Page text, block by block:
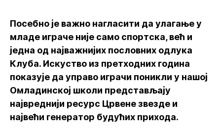
Посебно је важно нагласити да улагање у
младе играче није само спортска, већ и
једна од најважнијих пословних одлука
Клуба. Искуство из претходних година
показује да управо играчи поникли у нашој
Омладинској школи представљају
највреднији ресурс Црвене звезде и
највећи генератор будућих прихода.